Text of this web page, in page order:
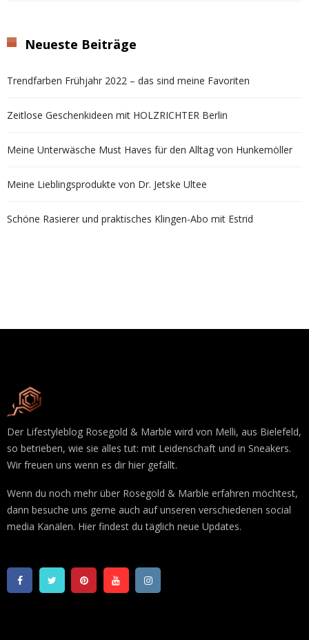
Neueste Beiträge
Trendfarben Frühjahr 2022 – das sind meine Favoriten
Zeitlose Geschenkideen mit HOLZRICHTER Berlin
Meine Unterwäsche Must Haves für den Alltag von Hunkemöller
Meine Lieblingsprodukte von Dr. Jetske Ultee
Schöne Rasierer und praktisches Klingen-Abo mit Estrid
Der Lifestyleblog Rosegold & Marble wird von Melli, aus Bielefeld,
so betrieben, wie sie alles tut: mit Leidenschaft und in Sneakers.
Wir freuen uns wenn es dir hier gefällt.
Wenn du noch mehr über Rosegold & Marble erfahren möchtest,
dann besuche uns gerne auch auf unseren verschiedenen social
media Kanälen. Hier findest du täglich neue Updates.